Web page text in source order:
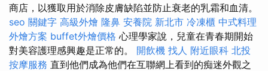
商店，以獲取用於消除皮膚缺陷並防止衰老的乳霜和血清。
seo 關鍵字 高級外燴 隆鼻 安養院 新北市 冷凍櫃 中式料理
外燴方案 buffet外燴價格 心理學家說，兒童在青春期開始
對美容護理感興趣是正常的。 開飲機 找人 附近眼科 北投
按摩服務 直到他們成為他們在互聯網上看到的痴迷外觀之